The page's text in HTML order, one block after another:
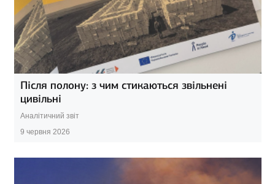
Після полону: з чим стикаються звільнені
цивільні
Аналітичний звіт
9 червня 2026